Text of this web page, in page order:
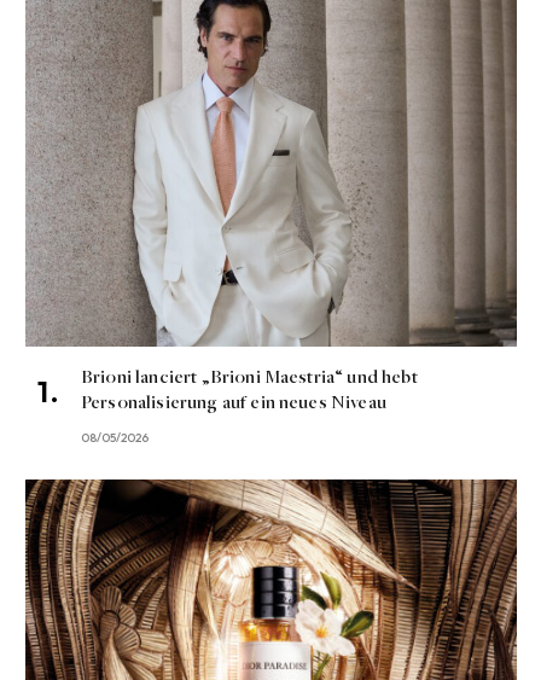
Brioni lanciert „Brioni Maestria“ und hebt
Personalisierung auf ein neues Niveau
08/05/2026